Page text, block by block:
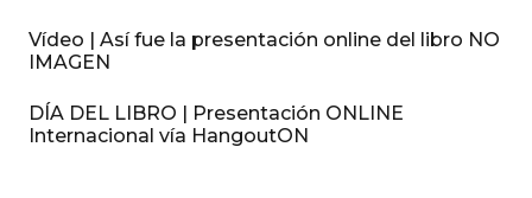
Vídeo | Así fue la presentación online del libro NO
IMAGEN
DÍA DEL LIBRO | Presentación ONLINE
Internacional vía HangoutON